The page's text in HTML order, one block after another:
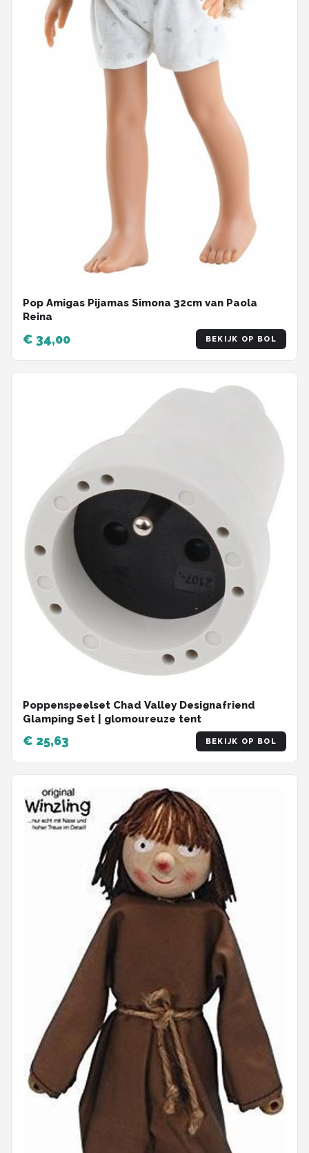
Pop Amigas Pijamas Simona 32cm van Paola
Reina
€ 34,00 BEKIJK OP BOL
Poppenspeelset Chad Valley Designafriend
Glamping Set | glomoureuze tent
€ 25,63 BEKIJK OP BOL